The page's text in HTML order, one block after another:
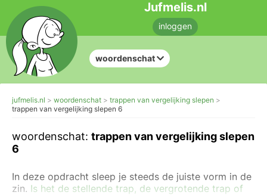
Jufmelis.nl
inloggen
woordenschat
jufmelis.nl woordenschat
trappen van vergelijking slepen
trappen van vergelijking slepen 6
woordenschat: trappen van vergelijking slepen
6
In deze opdracht sleep je steeds de juiste vorm in de
zin. Is het de stellende trap, de vergrotende trap of